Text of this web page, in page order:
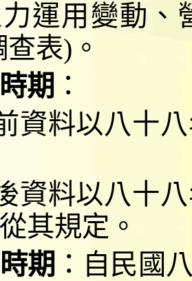
運用變動、
查表) 。
期 ：
資料以八十
資料以八十
其規定。
期 ：自民國